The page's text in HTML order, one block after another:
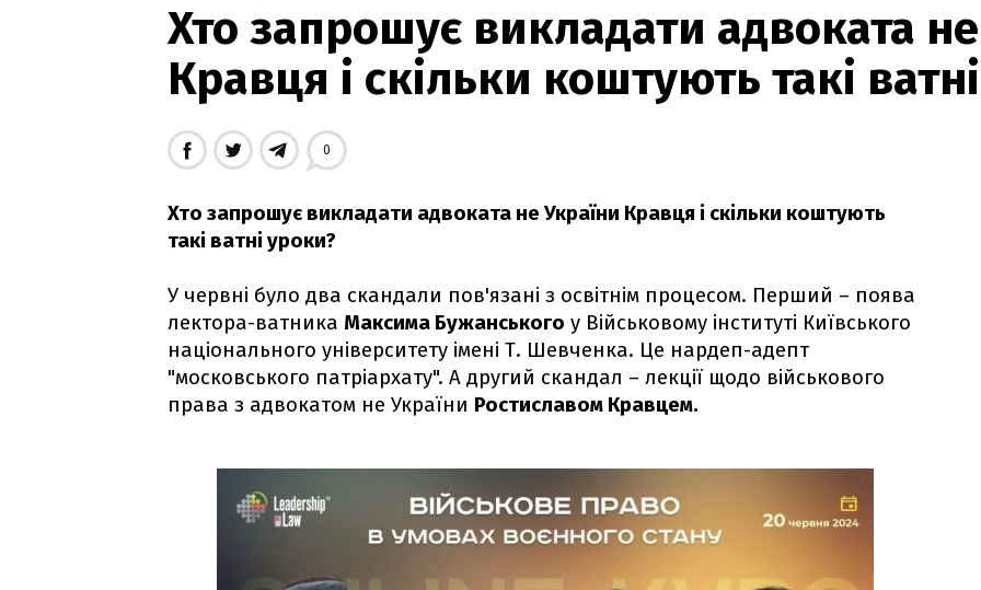
Хто запрошує викладати адвоката
Кравця і скільки коштують такі
0
Хто запрошує викладати адвоката не України Кравця і скільки коштують
такі ватні уроки?
У червні було два скандали пов'язані з освітнім процесом. Перший – поява
лектора-ватника Максима Бужанського у Військовому інституті Київського
національного університету імені Т. Шевченка. Це нардеп-адепт
"московського патріархату". А другий скандал – лекції щодо військового
права з адвокатом не України Ростиславом Кравцем.